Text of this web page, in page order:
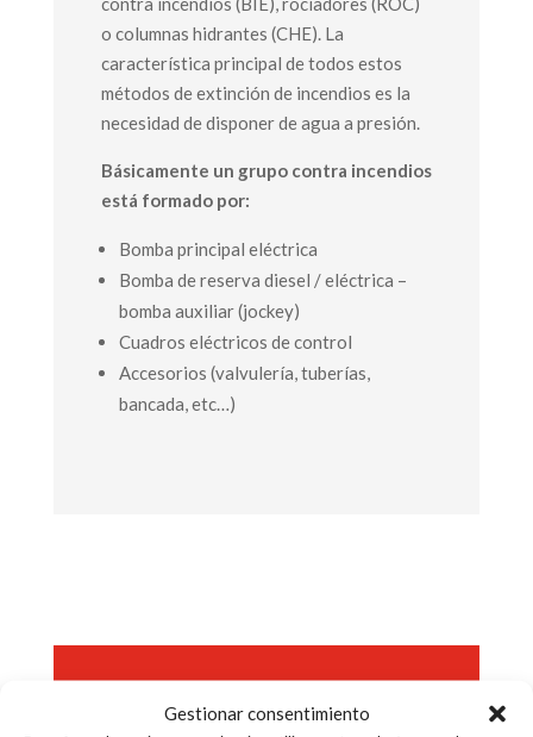
Gestionar consentimiento
o columnas hidrantes (CHE). La
característica principal de todos estos
métodos de extinción de incendios es la
necesidad de disponer de agua a presión.
Básicamente un grupo contra incendios
está formado por:
Bomba principal eléctrica
Bomba de reserva diesel / eléctrica –
bomba auxiliar (jockey)
Cuadros eléctricos de control
Accesorios (valvulería, tuberías,
bancada, etc…)
Rociadores